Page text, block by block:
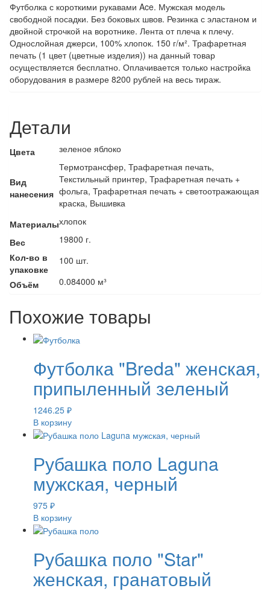
Футболка с короткими рукавами Ace. Мужская модель
свободной посадки. Без боковых швов. Резинка с эластаном и
двойной строчкой на воротнике. Лента от плеча к плечу.
Однослойная джерси, 100% хлопок. 150 г/м². Трафаретная
печать (1 цвет (цветные изделия)) на данный товар
осуществляется бесплатно. Оплачивается только настройка
оборудования в размере 8200 рублей на весь тираж.
Детали
Цвета зеленое яблоко
Вид
нанесения
Термотрансфер, Трафаретная печать,
Текстильный принтер, Трафаретная печать +
фольга, Трафаретная печать + светоотражающая
краска, Вышивка
Материалыхлопок
Вес
19800 г.
Кол-во в
упаковке
100 шт.
Объём
0.084000 м³
Похожие товары
Футболка "Breda" женская,
припыленный зеленый
1246.25 ₽
В корзину
Рубашка поло Laguna
мужская, черный
975 ₽
В корзину
Рубашка поло "Star"
женская, гранатовый